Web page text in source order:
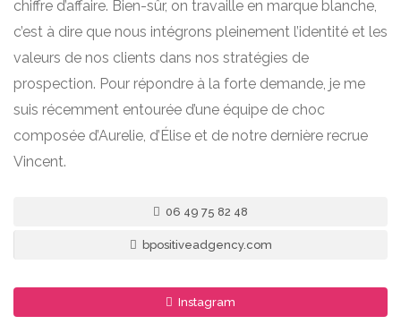
chiffre d’affaire. Bien-sûr, on travaille en marque blanche,
c’est à dire que nous intégrons pleinement l’identité et les
valeurs de nos clients dans nos stratégies de
prospection. Pour répondre à la forte demande, je me
suis récemment entourée d’une équipe de choc
composée d’Aurelie, d’Élise et de notre dernière recrue
Vincent.
06 49 75 82 48
bpositiveadgency.com
Instagram